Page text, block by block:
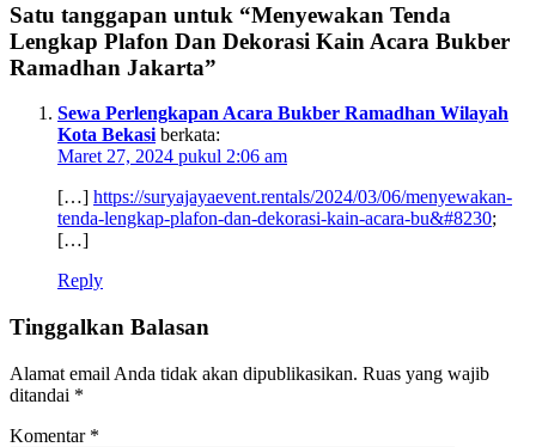
Satu tanggapan untuk “Menyewakan Tenda
Lengkap Plafon Dan Dekorasi Kain Acara Bukber
Ramadhan Jakarta”
Sewa Perlengkapan Acara Bukber Ramadhan Wilayah
Kota Bekasi berkata:
Maret 27, 2024 pukul 2:06 am
[…] https://suryajayaevent.rentals/2024/03/06/menyewakan-
tenda-lengkap-plafon-dan-dekorasi-kain-acara-bu&#8230;
[…]
Reply
Tinggalkan Balasan
Alamat email Anda tidak akan dipublikasikan. Ruas yang wajib
ditandai *
Komentar *